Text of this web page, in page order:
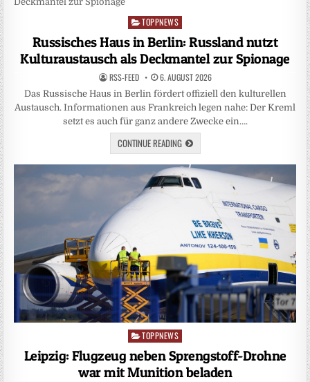
Posted
in
TOPPNEWS
Russisches Haus in Berlin: Russland nutzt
Kulturaustausch als Deckmantel zur Spionage
RSS-FEED 6. AUGUST 2026
Das Russische Haus in Berlin fördert offiziell den kulturellen
Austausch. Informationen aus Frankreich legen nahe: Der Kreml
setzt es auch für ganz andere Zwecke ein….
CONTINUE READING
Posted
TOPPNEWS
Leipzig: Flugzeug neben Sprengstoff-Drohne
war mit Munition beladen